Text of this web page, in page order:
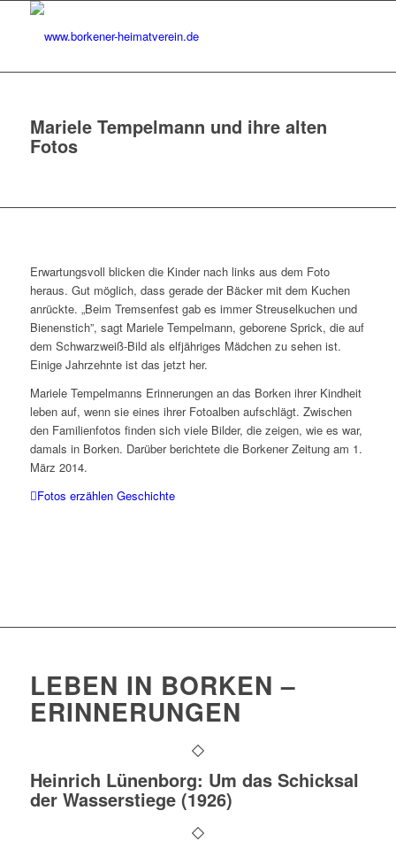
Mariele Tempelmann und ihre alten
Fotos
Erwartungsvoll blicken die Kinder nach links aus dem Foto
heraus. Gut möglich, dass gerade der Bäcker mit dem Kuchen
anrückte. „Beim Tremsenfest gab es immer Streuselkuchen und
Bienenstich”, sagt Mariele Tempelmann, geborene Sprick, die auf
dem Schwarzweiß-Bild als elfjähriges Mädchen zu sehen ist.
Einige Jahrzehnte ist das jetzt her.
Mariele Tempelmanns Erinnerungen an das Borken ihrer Kindheit
leben auf, wenn sie eines ihrer Fotoalben aufschlägt. Zwischen
den Familienfotos finden sich viele Bilder, die zeigen, wie es war,
damals in Borken. Darüber berichtete die Borkener Zeitung am 1.
März 2014.
Fotos erzählen Geschichte
LEBEN IN BORKEN –
ERINNERUNGEN
Heinrich Lünenborg: Um das Schicksal
der Wasserstiege (1926)